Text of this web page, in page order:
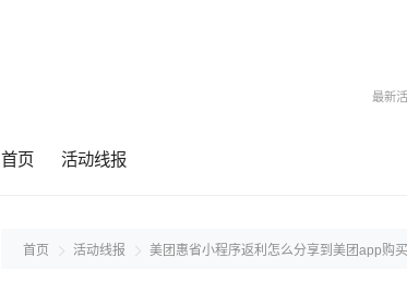
最新
首页 活动线报
首页 活动线报 美团惠省小程序返利怎么分享到美团app购买